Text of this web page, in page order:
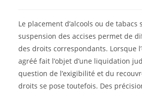
Le placement d’alcools ou de tabacs
suspension des accises permet de
des droits correspondants. Lorsque
agréé fait l’objet d’une liquidation
question de l’exigibilité et du
droits se pose toutefois. Des